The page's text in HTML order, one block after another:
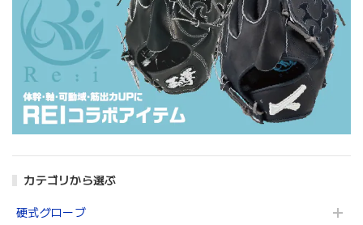
カテゴリから選ぶ
硬式グローブ